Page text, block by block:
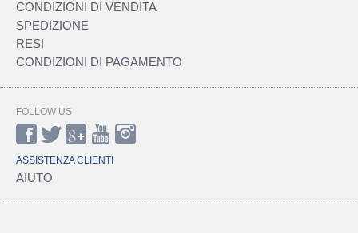
CONDIZIONI DI VENDITA
SPEDIZIONE
RESI
CONDIZIONI DI PAGAMENTO
FOLLOW US
ASSISTENZA CLIENTI
AIUTO